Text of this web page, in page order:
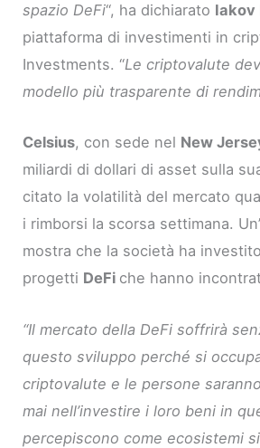
spazio DeFi“, ha dichiarato Iakov
piattaforma di investimenti in
Investments. “Le criptovalute
modello più trasparente di
Celsius, con sede nel New
miliardi di dollari di asset sulla
citato la volatilità del mercato
i rimborsi la scorsa settimana.
mostra che la società ha
progetti DeFi che hanno
“Il mercato della DeFi soffrirà
questo sviluppo perché si
criptovalute e le persone
mai nell’investire i loro beni in
percepiscono come ecosistemi